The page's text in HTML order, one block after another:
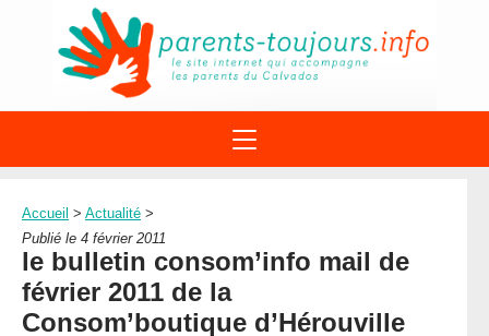
À PROPOS DU REAAP
1ÈRE VISITE
ACTUALITÉ
DISPOSITIFS PARENTALITÉ
SITES INTERNET
NUMÉROS VERTS
STRUCTURES
DOCUMENTS
FORMATIONS
Accueil > Actualité >
Publié le 4 février 2011
le bulletin consom’info mail de
février 2011 de la
Consom’boutique d’Hérouville